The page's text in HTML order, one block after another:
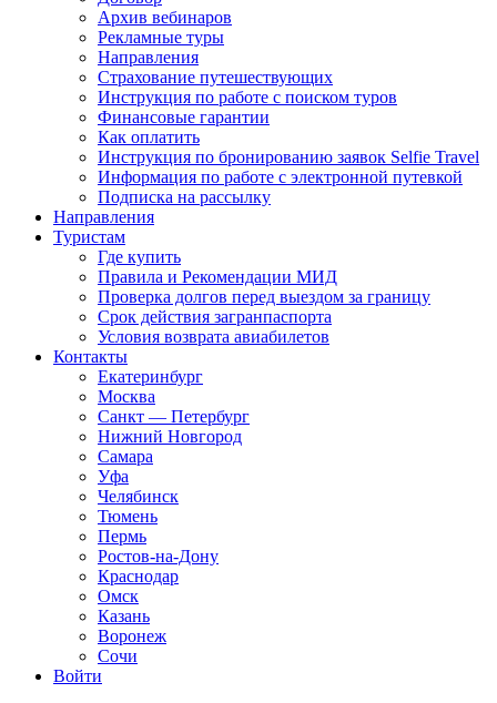
Архив вебинаров
Рекламные туры
Направления
Страхование путешествующих
Инструкция по работе с поиском туров
Финансовые гарантии
Как оплатить
Инструкция по бронированию заявок Selfie Travel
Информация по работе с электронной путевкой
Подписка на рассылку
Направления
Туристам
Где купить
Правила и Рекомендации МИД
Проверка долгов перед выездом за границу
Срок действия загранпаспорта
Условия возврата авиабилетов
Контакты
Екатеринбург
Москва
Санкт — Петербург
Нижний Новгород
Самара
Уфа
Челябинск
Тюмень
Пермь
Ростов-на-Дону
Краснодар
Омск
Казань
Воронеж
Сочи
Войти